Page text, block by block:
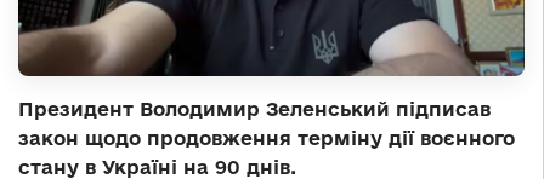
Президент Володимир Зеленський підписав
закон щодо продовження терміну дії воєнного
стану в Україні на 90 днів.